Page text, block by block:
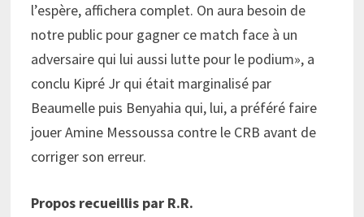
l’espère, affichera complet. On aura besoin de
notre public pour gagner ce match face à un
adversaire qui lui aussi lutte pour le podium», a
conclu Kipré Jr qui était marginalisé par
Beaumelle puis Benyahia qui, lui, a préféré faire
jouer Amine Messoussa contre le CRB avant de
corriger son erreur.
Propos recueillis par R.R.